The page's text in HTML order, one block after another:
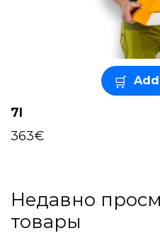
7I
363€
Недавно
товары